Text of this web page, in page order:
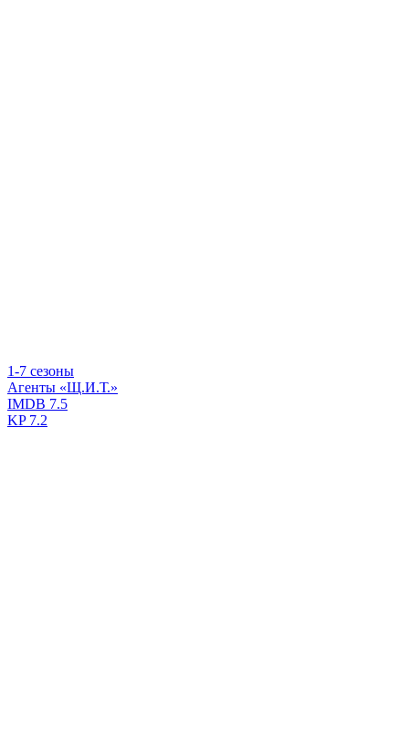
1-7 сезоны
Агенты «Щ.И.Т.»
IMDB 7.5
KP7.2